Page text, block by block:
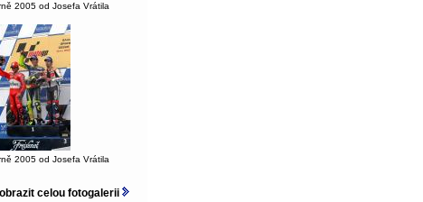
2005 od Josefa Vrátila
2005 od Josefa Vrátila
celou fotogalerii